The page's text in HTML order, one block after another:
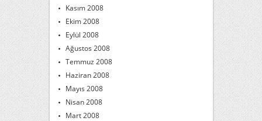
Kasım 2008
Ekim 2008
Eylül 2008
Ağustos 2008
Temmuz 2008
Haziran 2008
Mayıs 2008
Nisan 2008
Mart 2008